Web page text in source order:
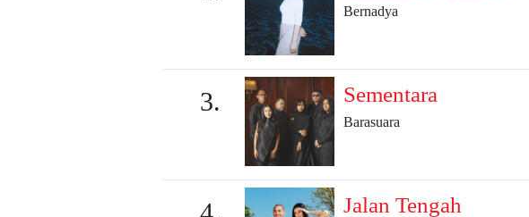
Bernadya
Sementara
Barasuara
Jalan Tengah